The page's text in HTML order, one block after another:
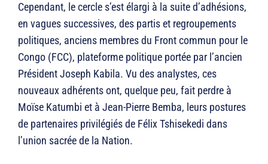
Cependant, le cercle s’est élargi à la suite d’adhésions,
en vagues successives, des partis et regroupements
politiques, anciens membres du Front commun pour le
Congo (FCC), plateforme politique portée par l’ancien
Président Joseph Kabila. Vu des analystes, ces
nouveaux adhérents ont, quelque peu, fait perdre à
Moïse Katumbi et à Jean-Pierre Bemba, leurs postures
de partenaires privilégiés de Félix Tshisekedi dans
l’union sacrée de la Nation.